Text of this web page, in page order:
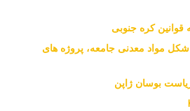
کره جنوبی
شکل مواد معدنی جامعه، پروژه های
بوسان ژاپن